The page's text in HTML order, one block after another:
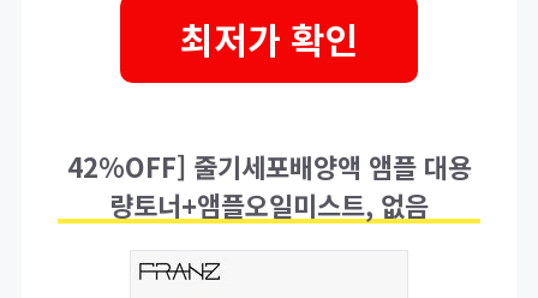
최저가 확인
42%OFF] 줄기세포배양액 앰플 대용
량토너+앰플오일미스트, 없음